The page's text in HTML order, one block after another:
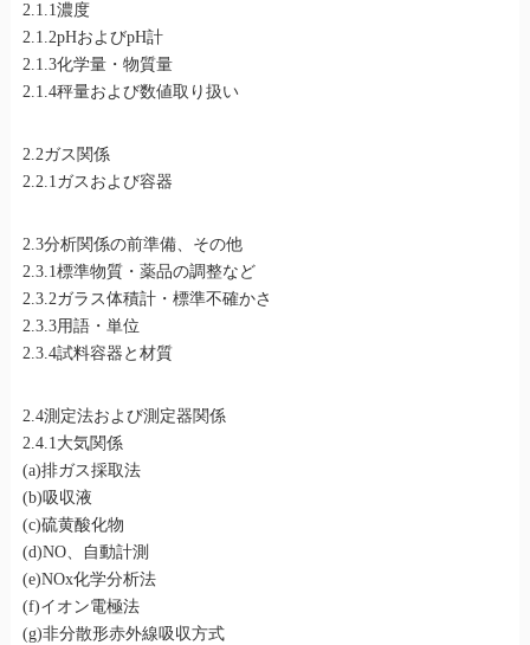
2.1.1濃度
2.1.2pHおよびpH計
2.1.3化学量・物質量
2.1.4秤量および数値取り扱い
2.2ガス関係
2.2.1ガスおよび容器
2.3分析関係の前準備、その他
2.3.1標準物質・薬品の調整など
2.3.2ガラス体積計・標準不確かさ
2.3.3用語・単位
2.3.4試料容器と材質
2.4測定法および測定器関係
2.4.1大気関係
(a)排ガス採取法
(b)吸収液
(c)硫黄酸化物
(d)NO、自動計測
(e)NOx化学分析法
(f)イオン電極法
(g)非分散形赤外線吸収方式